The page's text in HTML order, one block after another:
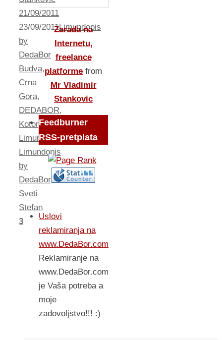
21/09/2011
23/09/2011Limundopis
by
DedaBor
Budva,
Crna
Gora,
DEDABOR,
Kotor,
Limundo,
Limundopis
by
DedaBor,
Sveti
Stefan
3
Zarada na
Internetu,
freelance
platforme from
Mr Vladimir
Stankovic
Feedburner
RSS-pretplata
Uslovi
reklamiranja na
www.DedaBor.com
Reklamiranje na
www.DedaBor.com
je Vaša potreba a
moje
zadovoljstvo!!! :)